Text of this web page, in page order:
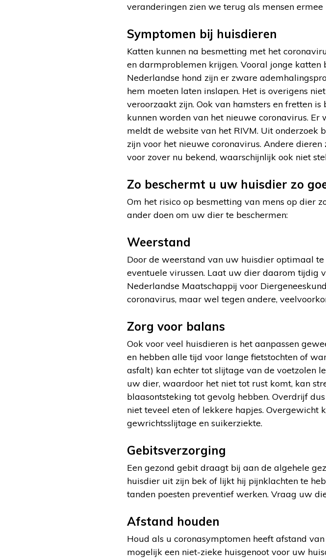
veranderingen zien we terug als mensen ermee
Symptomen bij huisdieren
Katten kunnen na besmetting met het
en darmproblemen krijgen. Vooral jonge
Nederlandse hond zijn er zware
hem moeten laten inslapen. Het is overigens
veroorzaakt zijn. Ook van hamsters en fretten
kunnen worden van het nieuwe coronavirus.
meldt de website van het RIVM. Uit onderzoek
zijn voor het nieuwe coronavirus. Andere
voor zover nu bekend, waarschijnlijk ook niet
Zo beschermt u uw huisdier zo
Om het risico op besmetting van mens op dier
ander doen om uw dier te beschermen:
Weerstand
Door de weerstand van uw huisdier optimaal
eventuele virussen. Laat uw dier daarom tijdig
Nederlandse Maatschappij voor
coronavirus, maar wel tegen andere,
Zorg voor balans
Ook voor veel huisdieren is het aanpassen
en hebben alle tijd voor lange fietstochten of
asfalt) kan echter tot slijtage van de voetzolen
uw dier, waardoor het niet tot rust komt, kan
blaasontsteking tot gevolg hebben. Overdrijf
niet teveel eten of lekkere hapjes. Overgewicht
gewrichtsslijtage en suikerziekte.
Gebitsverzorging
Een gezond gebit draagt bij aan de algehele
huisdier uit zijn bek of lijkt hij pijnklachten te
tanden poesten preventief werken. Vraag uw
Afstand houden
Houd als u coronasymptomen heeft afstand
mogelijk een niet-zieke huisgenoot voor uw